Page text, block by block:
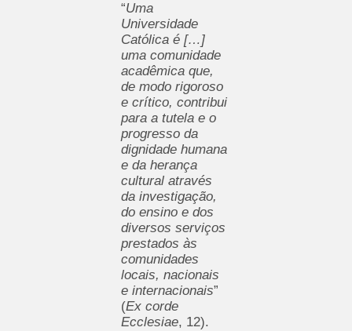
“Uma
Universidade
Católica é […]
uma comunidade
acadêmica que,
de modo rigoroso
e crítico, contribui
para a tutela e o
progresso da
dignidade humana
e da herança
cultural através
da investigação,
do ensino e dos
diversos serviços
prestados às
comunidades
locais, nacionais
e internacionais”
(Ex corde
Ecclesiae, 12).